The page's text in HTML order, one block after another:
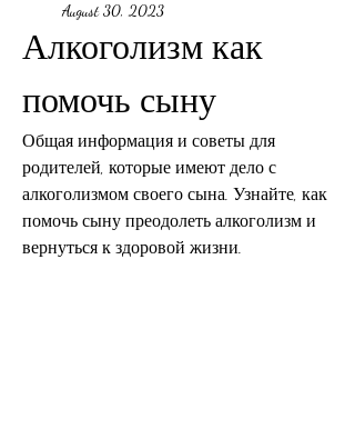
August 30, 2023
Алкоголизм как
помочь сыну
Общая информация и советы для
родителей, которые имеют дело с
алкоголизмом своего сына. Узнайте, как
помочь сыну преодолеть алкоголизм и
вернуться к здоровой жизни.